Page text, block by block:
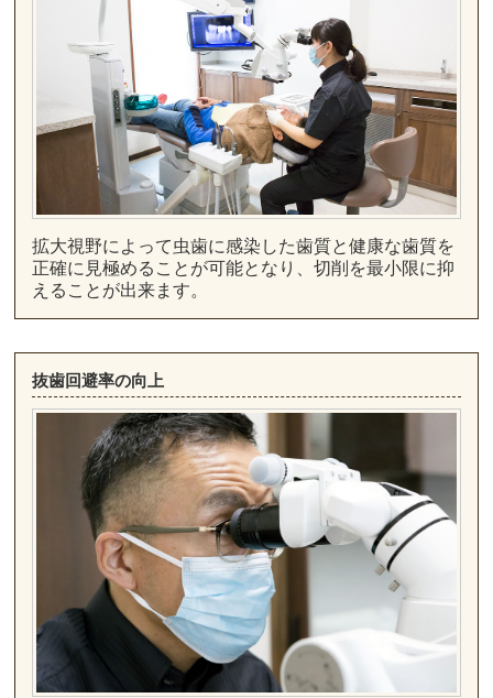
拡大視野によって虫歯に感染した歯質と健康な歯質を
正確に見極めることが可能となり、切削を最小限に抑
えることが出来ます。
抜歯回避率の向上